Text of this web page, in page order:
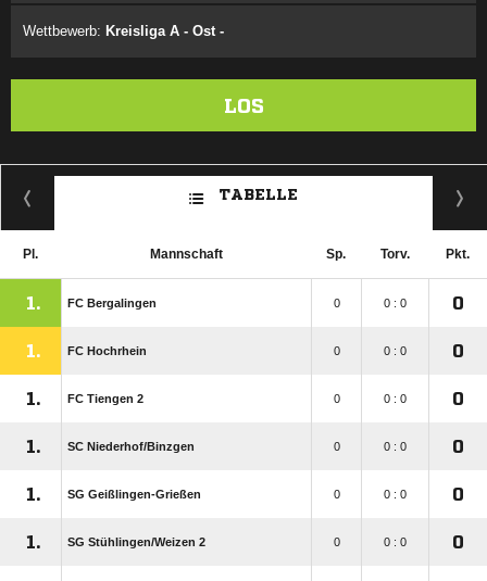
Wettbewerb: Kreisliga A - Ost -
LOS
TABELLE
Pl. Mannschaft Sp. Torv. Pkt.
1. FC Bergalingen 0 0 : 0 0
1. FC Hochrhein 0 0 : 0 0
1. FC Tiengen 2 0 0 : 0 0
1. SC Niederhof/​Binzgen 0 0 : 0 0
1. SG Geißlingen-Grießen 0 0 : 0 0
1. SG Stühlingen/​Weizen 2 0 0 : 0 0